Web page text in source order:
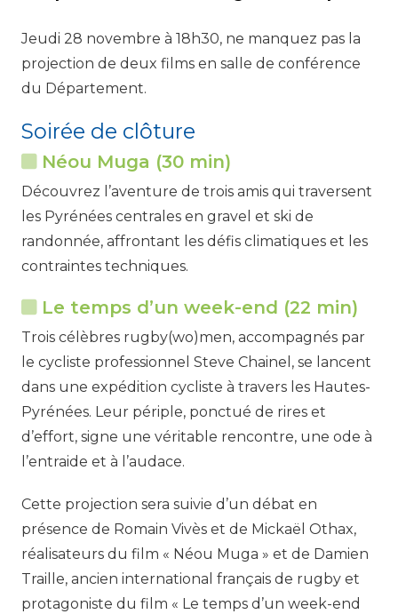
Jeudi 28 novembre à 18h30, ne manquez pas la
projection de deux films en salle de conférence
du Département.
Soirée de clôture
Néou Muga (30 min)
Découvrez l’aventure de trois amis qui traversent
les Pyrénées centrales en gravel et ski de
randonnée, affrontant les défis climatiques et les
contraintes techniques.
Le temps d’un week-end (22 min)
Trois célèbres rugby(wo)men, accompagnés par
le cycliste professionnel Steve Chainel, se lancent
dans une expédition cycliste à travers les Hautes-
Pyrénées. Leur périple, ponctué de rires et
d’effort, signe une véritable rencontre, une ode à
l’entraide et à l’audace.
Cette projection sera suivie d’un débat en
présence de Romain Vivès et de Mickaël Othax,
réalisateurs du film « Néou Muga » et de Damien
Traille, ancien international français de rugby et
protagoniste du film « Le temps d’un week-end